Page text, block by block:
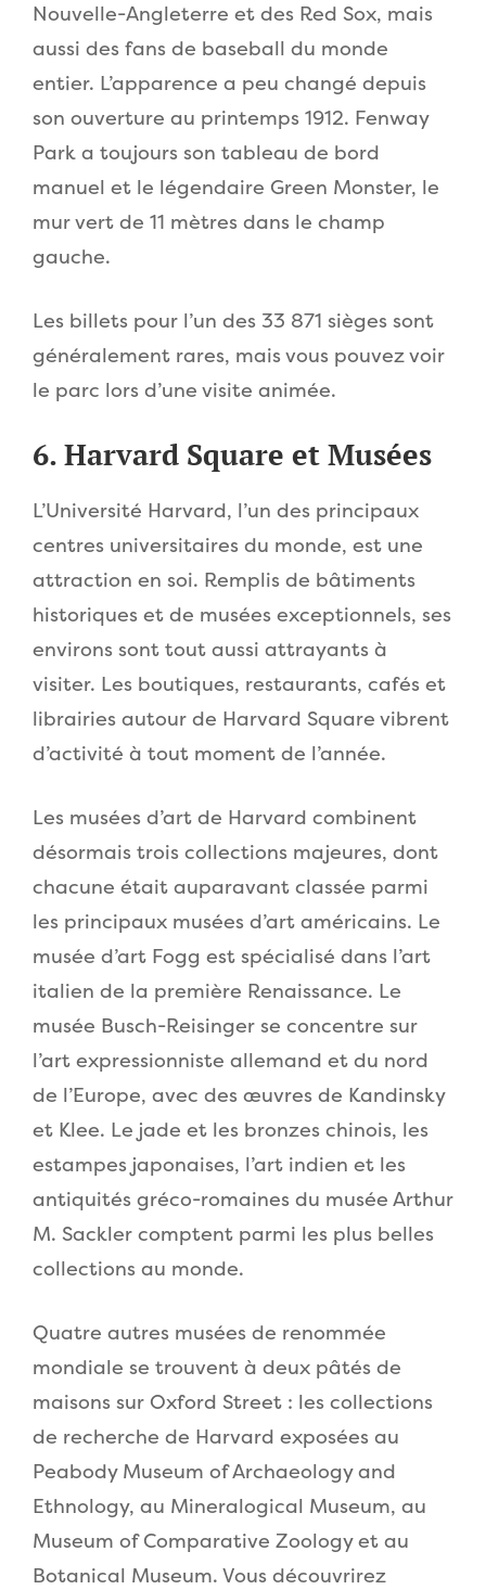
Nouvelle-Angleterre et des Red Sox, mais
aussi des fans de baseball du monde
entier. L’apparence a peu changé depuis
son ouverture au printemps 1912. Fenway
Park a toujours son tableau de bord
manuel et le légendaire Green Monster, le
mur vert de 11 mètres dans le champ
gauche.
Les billets pour l’un des 33 871 sièges sont
généralement rares, mais vous pouvez voir
le parc lors d’une visite animée.
6. Harvard Square et Musées
L’Université Harvard, l’un des principaux
centres universitaires du monde, est une
attraction en soi. Remplis de bâtiments
historiques et de musées exceptionnels, ses
environs sont tout aussi attrayants à
visiter. Les boutiques, restaurants, cafés et
librairies autour de Harvard Square vibrent
d’activité à tout moment de l’année.
Les musées d’art de Harvard combinent
désormais trois collections majeures, dont
chacune était auparavant classée parmi
les principaux musées d’art américains. Le
musée d’art Fogg est spécialisé dans l’art
italien de la première Renaissance. Le
musée Busch-Reisinger se concentre sur
l’art expressionniste allemand et du nord
de l’Europe, avec des œuvres de Kandinsky
et Klee. Le jade et les bronzes chinois, les
estampes japonaises, l’art indien et les
antiquités gréco-romaines du musée Arthur
M. Sackler comptent parmi les plus belles
collections au monde.
Quatre autres musées de renommée
mondiale se trouvent à deux pâtés de
maisons sur Oxford Street : les collections
de recherche de Harvard exposées au
Peabody Museum of Archaeology and
Ethnology, au Mineralogical Museum, au
Museum of Comparative Zoology et au
Botanical Museum. Vous découvrirez